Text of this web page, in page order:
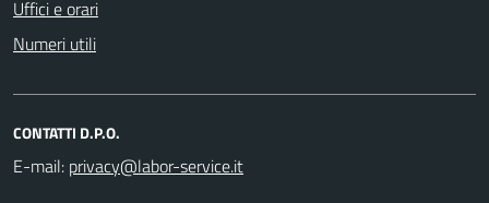
Uffici e orari
Numeri utili
CONTATTI D.P.O.
E-mail: